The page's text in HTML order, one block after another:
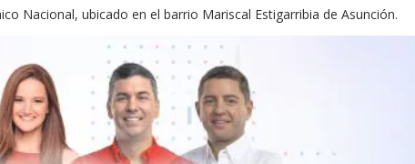
Nacional, ubicado en el barrio Mariscal Estigarribia de Asunción.